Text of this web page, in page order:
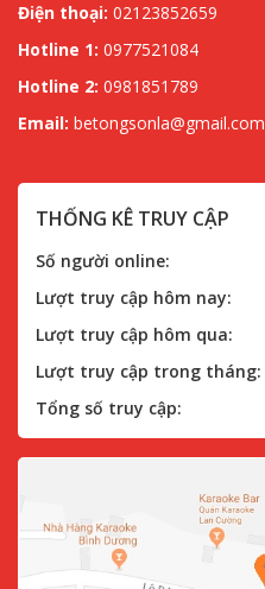
Điện thoại: 02123852659
Hotline 1: 0977521084
Hotline 2: 0981851789
Email: betongsonla@gmail.com
THỐNG KÊ TRUY CẬP
Số người online:
Lượt truy cập hôm nay:
Lượt truy cập hôm qua:
Lượt truy cập trong tháng:
Tổng số truy cập: